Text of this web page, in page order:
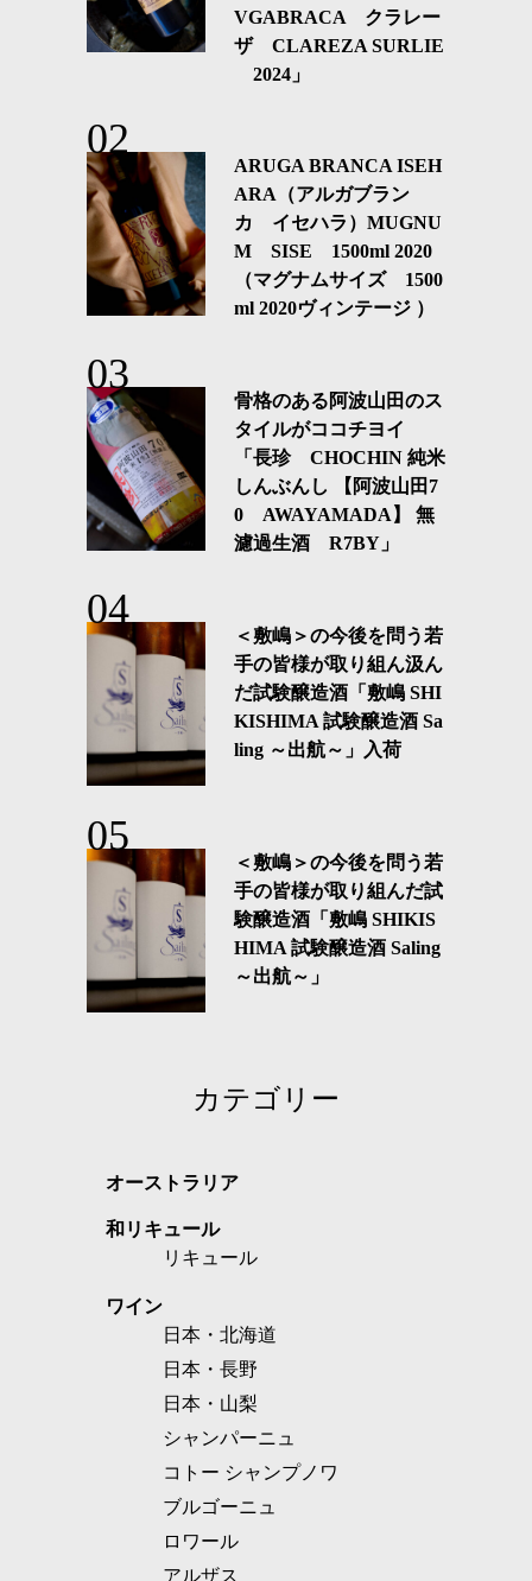
VGABRACA クラレー
ザ CLAREZA SURLIE
2024」
ARUGA BRANCA ISEH
ARA（アルガブラン
カ イセハラ）MUGNU
M SISE 1500ml 2020
（マグナムサイズ 1500
ml 2020ヴィンテージ ）
骨格のある阿波山田のス
タイルがココチヨイ
「長珍 CHOCHIN 純米
しんぶんし 【阿波山田7
0 AWAYAMADA】 無
濾過生酒 R7BY」
＜敷嶋＞の今後を問う若
手の皆様が取り組ん汲ん
だ試験醸造酒「敷嶋 SHI
KISHIMA 試験醸造酒 Sa
ling ～出航～」入荷
＜敷嶋＞の今後を問う若
手の皆様が取り組んだ試
験醸造酒「敷嶋 SHIKIS
HIMA 試験醸造酒 Saling
～出航～」
カテゴリー
オーストラリア
和リキュール
リキュール
ワイン
日本・北海道
日本・長野
日本・山梨
シャンパーニュ
コトー シャンプノワ
ブルゴーニュ
ロワール
アルザス